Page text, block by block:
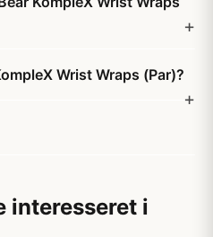
Wrist Wraps (Par)?
interesseret i